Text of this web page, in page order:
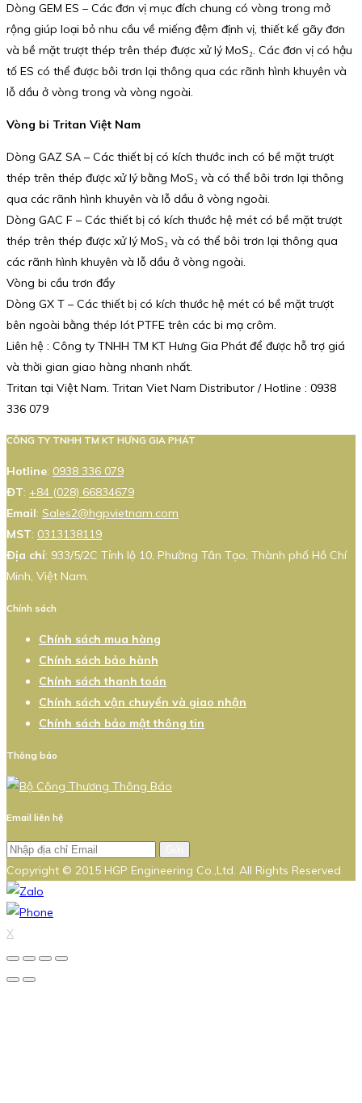
Dòng GEM ES – Các đơn vị mục đích chung có vòng trong mở
rộng giúp loại bỏ nhu cầu về miếng đệm định vị, thiết kế gãy đơn
và bề mặt trượt thép trên thép được xử lý MoS₂. Các đơn vị có hậu
tố ES có thể được bôi trơn lại thông qua các rãnh hình khuyên và
lỗ dầu ở vòng trong và vòng ngoài.
Vòng bi Tritan Việt Nam
Dòng GAZ SA – Các thiết bị có kích thước inch có bề mặt trượt
thép trên thép được xử lý bằng MoS₂ và có thể bôi trơn lại thông
qua các rãnh hình khuyên và lỗ dầu ở vòng ngoài.
Dòng GAC F – Các thiết bị có kích thước hệ mét có bề mặt trượt
thép trên thép được xử lý MoS₂ và có thể bôi trơn lại thông qua
các rãnh hình khuyên và lỗ dầu ở vòng ngoài.
Vòng bi cầu trơn đẩy
Dòng GX T – Các thiết bị có kích thước hệ mét có bề mặt trượt
bên ngoài bằng thép lót PTFE trên các bi mạ crôm.
Liên hệ : Công ty TNHH TM KT Hưng Gia Phát để được hỗ trợ giá
và thời gian giao hàng nhanh nhất.
Tritan tại Việt Nam. Tritan Viet Nam Distributor / Hotline : 0938
336 079
CÔNG TY TNHH TM KT HƯNG GIA PHÁT
Hotline: 0938 336 079
ĐT: +84 (028) 66834679
Email: Sales2@hgpvietnam.com
MST: 0313138119
Địa chỉ: 933/5/2C Tỉnh lộ 10, Phường Tân Tạo, Thành phố Hồ Chí
Minh, Việt Nam.
Chính sách
Chính sách mua hàng
Chính sách bảo hành
Chính sách thanh toán
Chính sách vận chuyển và giao nhận
Chính sách bảo mật thông tin
Thông báo
Email liên hệ
Copyright © 2015 HGP Engineering Co.,Ltd. All Rights Reserved
X